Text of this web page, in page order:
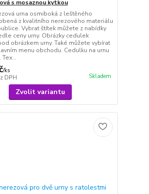
s mosaznou kytkou
urna osmiboká z leštěného
z kvalitního nerezového materiálu
Vybrat štítek můžete z nabídky
ceny urny. Obrázky cedulek
obrázkem urny. Také můžete vybírat
menu obchodu. Cedulku na urnu
/ks
DPH Skladem
Zvolit variantu